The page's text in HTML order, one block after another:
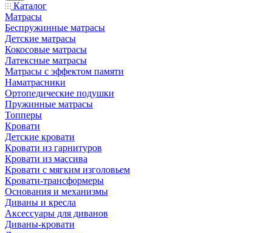
Каталог
Матрасы
Беспружинные матрасы
Детские матрасы
Кокосовые матрасы
Латексные матрасы
Матрасы с эффектом памяти
Наматрасники
Ортопедические подушки
Пружинные матрасы
Топперы
Кровати
Детские кровати
Кровати из гарнитуров
Кровати из массива
Кровати с мягким изголовьем
Кровати-трансформеры
Основания и механизмы
Диваны и кресла
Аксессуары для диванов
Диваны-кровати